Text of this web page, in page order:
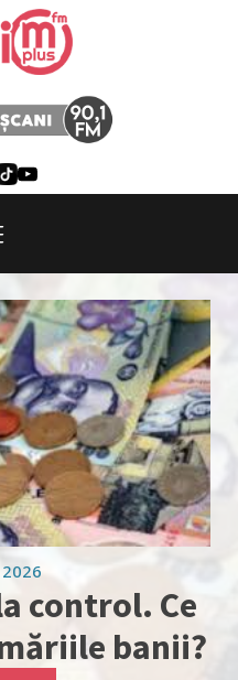
control. Ce
banii?